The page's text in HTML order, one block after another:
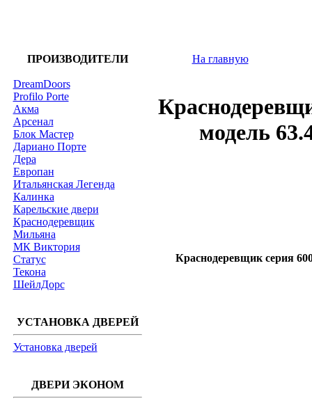
ПРОИЗВОДИТЕЛИ
DreamDoors
Profilo Porte
Акма
Арсенал
Блок Мастер
Дариано Порте
Дера
Европан
Итальянская Легенда
Калинка
Карельские двери
Краснодеревщик
Мильяна
МК Виктория
Статус
Текона
ШейлДорс
УСТАНОВКА ДВЕРЕЙ
Установка дверей
ДВЕРИ ЭКОНОМ
На главную
модель
Краснодеревщик серия